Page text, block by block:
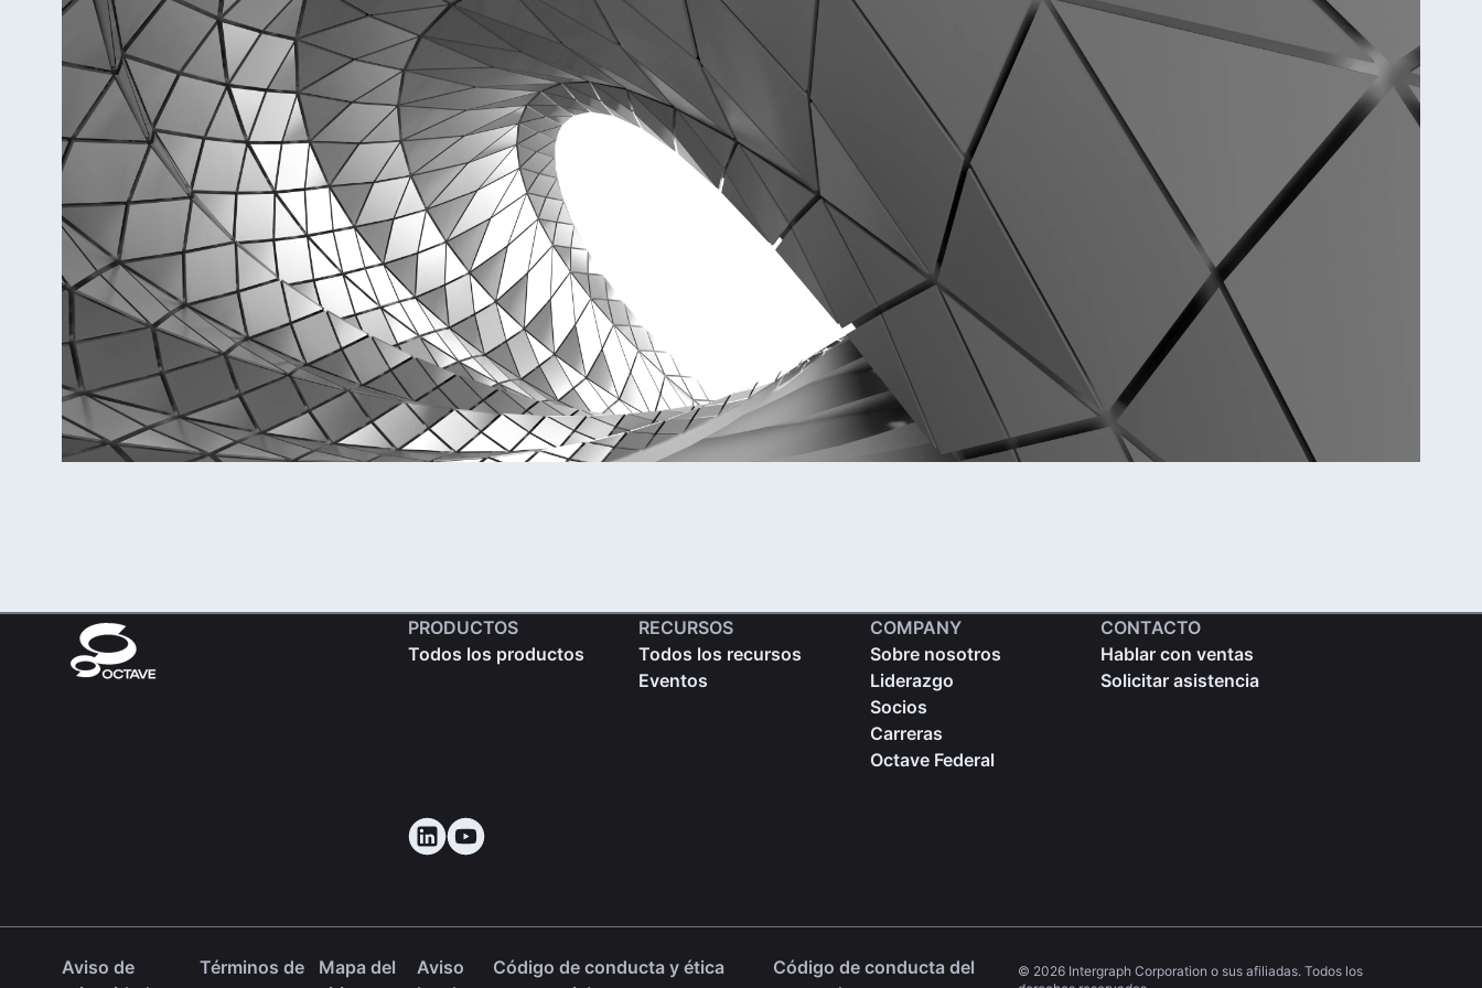
PRODUCTOS
Todos los productos
RECURSOS
Todos los recursos
Eventos
COMPANY
Sobre nosotros
Liderazgo
Socios
Carreras
Octave Federal
CONTACTO
Hablar con ventas
Solicitar asistencia
Aviso de
Términos de
Mapa del
Aviso
Código de conducta y ética
Código de conducta del
© 2026 Intergraph Corporation o sus afiliadas. Todos los